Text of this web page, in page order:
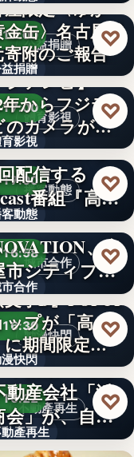
公益捐贈
17:00
捐贈
限定〈ゆか
缶〉名古屋城
附のご報告
♡
體育影視
17:00
影視
ジテレビ】
年からフジテ
のカメラが追
け…
♡
播客動態
17:00
動態
・高橋健介が1
配信する
番組『高
♡
城市合作
16:58
合作
、名
市シティプロ
シ…
♡
動漫快閃
16:30
快閃
字D』POPUP
ップが「高
期間限定で
…
♡
不動產再生
16:22
產再生
年創業の長崎
動産会社「浜
会」が、自ら
…
♡